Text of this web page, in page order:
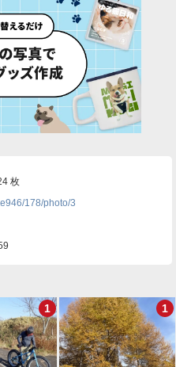
枚
178/photo/3
1 1